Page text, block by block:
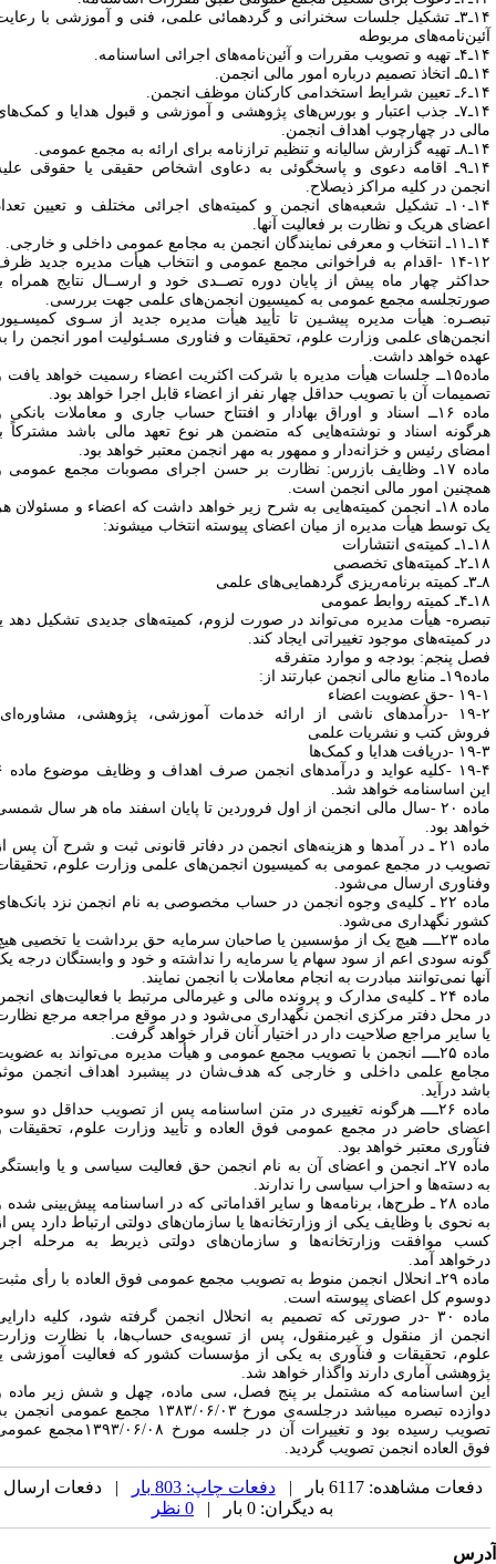
۱۴ـ۳ـ تشکیل جلسات سخنرانی و گردهمائی علمی، فنی و آموزشی با رعایت
مربوطه
و آئین‌نامه‌های اجرائی اساسنامه.
امور مالی انجمن.
کارکنان موظف انجمن.
۱۴ـ۷ـ جذب اعتبار و بورس‌های پژوهشی و آموزشی و قبول هدایا و کمک‌های
در چهارچوب اهداف انجمن.
ترازنامه برای ارائه به مجمع عمومی.
۱۴ـ۹ـ اقامه دعوی و پاسخگوئی به دعاوی اشخاص حقیقی یا حقوقی علیه
در کلیه مراکز ذیصلاح.
۱۴ـ۱۰ـ تشکیل شعبه‌های انجمن و کمیته‌های اجرائی مختلف و تعیین تعداد
هریک و نظارت بر فعالیت آنها.
انجمن به مجامع عمومی داخلی و خارجی.
۱۴-۱۲ -اقدام به فراخوانی مجمع عمومی و انتخاب هیأت مدیره جدید ظرف
چهار ماه پیش از پایان دوره تصــدی خود و ارســال نتایج همراه با
مجمع عمومی به کمیسیون انجمن‌های علمی جهت بررسی.
هیأت مدیره پیشـین تا تأیید هیأت مدیره جدید از سـوی کمیسـیون
علمی وزارت علوم، تحقیقات و فناوری مسـئولیت امور انجمن را به
خواهد داشت.
ماده۱۵ــ جلسات هیأت مدیره با شرکت اکثریت اعضاء رسمیت خواهد یافت و
آن با تصویب حداقل چهار نفر از اعضاء قابل اجرا خواهد بود.
ماده ۱۶ــ اسناد و اوراق بهادار و افتتاح حساب جاری و معاملات بانکی و
اسناد و نوشته‌هایی که متضمن هر نوع تعهد مالی باشد مشترکاً با
رئیس و خزانه‌دار و ممهور به مهر انجمن معتبر خواهد بود.
ماده ۱۷ـ وظایف بازرس: نظارت بر حسن اجرای مصوبات مجمع عمومی و
امور مالی انجمن است.
ماده ۱۸ـ انجمن کمیته‌هایی به شرح زیر خواهد داشت که اعضاء و مسئولان هر
توسط هیأت مدیره از میان اعضای پیوسته انتخاب میشوند:
انتشارات
تخصصی
روابط عمومی
هیأت مدیره می‌تواند در صورت لزوم، کمیته‌های جدیدی تشکیل دهد یا
کمیته‌های موجود تغییراتی ایجاد کند.
پنجم: بودجه و موارد متفرقه
مالی انجمن عبارتند از:
حق عضویت اعضاء
۱۹-۲ -درآمدهای ناشی از ارائه خدمات آموزشی، پژوهشی، مشاوره‌ای،
کتب و نشریات علمی
هدایا و کمک‌ها
۱۹-۴ -کلیه عواید و درآمدهای انجمن صرف اهداف و وظایف موضوع ماده ۶
اساسنامه خواهد شد.
ماده ۲۰ -سال مالی انجمن از اول فروردین تا پایان اسفند ماه هر سال شمسی
بود.
ماده ۲۱ ـ در آمدها و هزینه‌های انجمن در دفاتر قانونی ثبت و شرح آن پس از
در مجمع عمومی به کمیسیون انجمن‌های علمی وزارت علوم، تحقیقات
ارسال می‌شود.
ماده ۲۲ ـ کلیه‌ی وجوه انجمن در حساب مخصوصی به نام انجمن نزد بانک‌های
نگهداری می‌شود.
ماده ۲۳ــــ هیچ یک از مؤسسین یا صاحبان سرمایه حق برداشت یا تخصیی هیچ
سودی اعم از سود سهام یا سرمایه را نداشته و خود و وابستگان درجه یک
نمی‌توانند مبادرت به انجام معاملات با انجمن نمایند.
ماده ۲۴ ـ کلیه‌ی مدارک و پرونده مالی و غیرمالی مرتبط با فعالیت‌های انجمن
محل دفتر مرکزی انجمن نگهداری می‌شود و در موقع مراجعه مرجع نظارت
سایر مراجع صلاحیت دار در اختیار آنان قرار خواهد گرفت.
ماده ۲۵ــــ انجمن با تصویب مجمع عمومی و هیأت مدیره می‌تواند به عضویت
علمی داخلی و خارجی که هدف‌شان در پیشبرد اهداف انجمن موثر
درآید.
ماده ۲۶ــــ هرگونه تغییری در متن اساسنامه پس از تصویب حداقل دو سوم
حاضر در مجمع عمومی فوق العاده و تأیید وزارت علوم، تحقیقات و
معتبر خواهد بود.
ماده ۲۷ـ انجمن و اعضای آن به نام انجمن حق فعالیت سیاسی و یا وابستگی
دسته‌ها و احزاب سیاسی را ندارند.
ماده ۲۸ ـ طرح‌ها، برنامه‌ها و سایر اقداماتی که در اساسنامه پیش‌بینی شده و
نحوی با وظایف یکی از وزارتخانه‌ها یا سازمان‌های دولتی ارتباط دارد پس از
موافقت وزارتخانه‌ها و سازمان‌های دولتی ذیربط به مرحله اجرا
آمد.
ماده ۲۹ـ انحلال انجمن منوط به تصویب مجمع عمومی فوق العاده با رأی مثبت
کل اعضای پیوسته است.
ماده ۳۰ -در صورتی که تصمیم به انحلال انجمن گرفته شود، کلیه دارایی
از منقول و غیرمنقول، پس از تسویه‌ی حساب‌ها، با نظارت وزارت
تحقیقات و فنآوری به یکی از مؤسسات کشور که فعالیت آموزشی یا
آماری دارند واگذار خواهد شد.
اساسنامه که مشتمل بر پنج فصل، سی ماده، چهل و شش زیر ماده و
دوازده تبصره میباشد درجلسه‌ی مورخ ۱۳۸۳/۰۶/۰۳ مجمع عمومی انجمن به
تصویب رسیده بود و تغییرات آن در جلسه مورخ ۱۳۹۳/۰۶/۰۸مجمع عمومی
العاده‌ انجمن تصویب گردید.
دفعات مشاهده: 6117 بار | دفعات چاپ: 803 بار
| دفعات ارسال
به دیگران: 0 بار |